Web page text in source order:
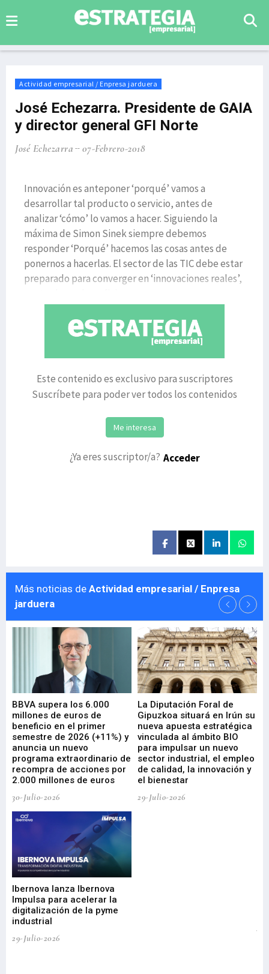
Actividad empresarial / Enpresa jarduera
José Echezarra. Presidente de GAIA
y director general GFI Norte
José Echezarra 07-Febrero-2018
Innovación es anteponer ‘porqué’ vamos a
desarrollar tal producto o servicio, antes de
analizar ‘cómo’ lo vamos a hacer. Siguiendo la
máxima de Simon Sinek siempre debemos
responder ‘Porqué’ hacemos las cosas antes de
ponernos a hacerlas. El sector de las TIC debe estar
preparado para converger en ‘innovaciones reales’,
Este contenido es exclusivo para suscriptores
Suscríbete para poder ver todos los contenidos
Me interesa
¿Ya eres suscriptor/a? Acceder
Más noticias de Actividad empresarial / Enpresa
jarduera
BBVA supera los 6.000
millones de euros de
beneficio en el primer
semestre de 2026 (+11%) y
anuncia un nuevo
programa extraordinario de
recompra de acciones por
2.000 millones de euros
30-Julio-2026
La Diputación Foral de
Gipuzkoa situará en Irún su
nueva apuesta estratégica
vinculada al ámbito BIO
para impulsar un nuevo
sector industrial, el empleo
de calidad, la innovación y
el bienestar
29-Julio-2026
Ibernova lanza Ibernova
Impulsa para acelerar la
digitalización de la pyme
industrial
29-Julio-2026